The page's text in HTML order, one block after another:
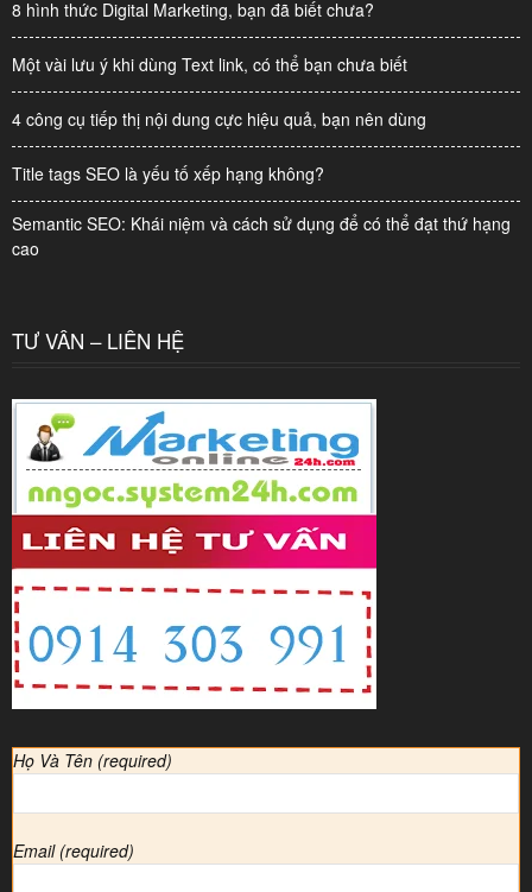
8 hình thức Digital Marketing, bạn đã biết chưa?
Một vài lưu ý khi dùng Text link, có thể bạn chưa biết
4 công cụ tiếp thị nội dung cực hiệu quả, bạn nên dùng
Title tags SEO là yếu tố xếp hạng không?
Semantic SEO: Khái niệm và cách sử dụng để có thể đạt thứ hạng
cao
TƯ VẤN – LIÊN HỆ
Họ Và Tên (required)
Email (required)